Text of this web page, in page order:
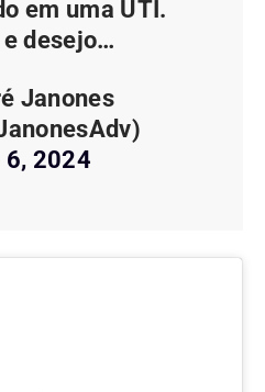
em uma UTI.
e desejo…
Janones
6, 2024